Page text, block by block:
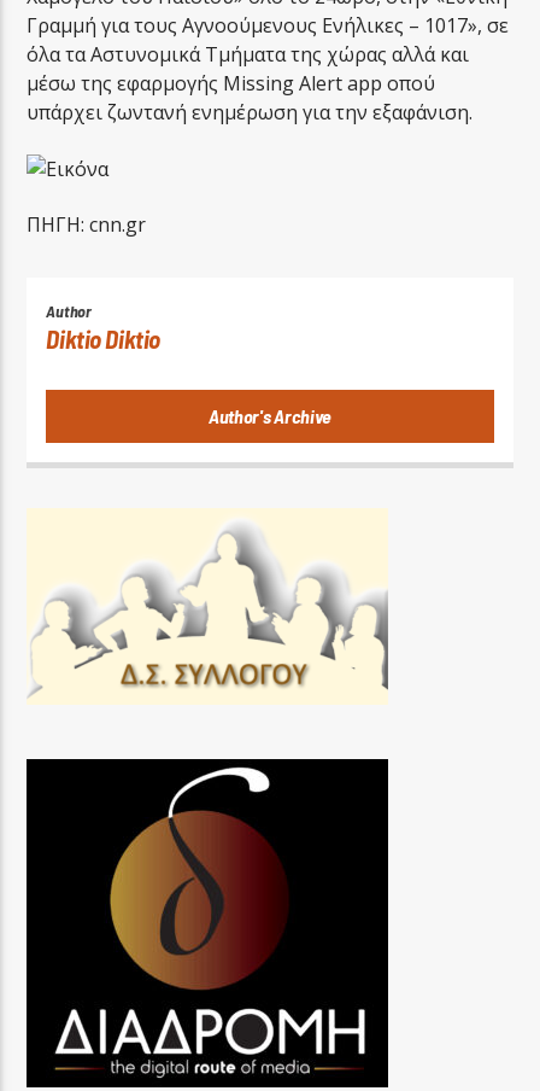
Γραμμή για τους Αγνοούμενους Ενήλικες – 1017», σε
όλα τα Αστυνομικά Τμήματα της χώρας αλλά και
μέσω της εφαρμογής Missing Alert app οπού
υπάρχει ζωντανή ενημέρωση για την εξαφάνιση.
ΠΗΓΗ: cnn.gr
Author
Diktio Diktio
Author's Archive